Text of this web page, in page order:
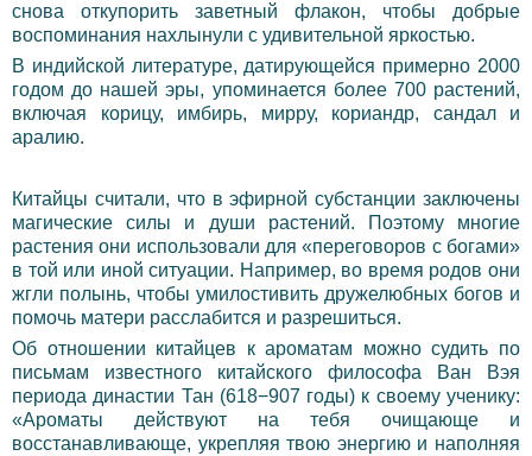
снова откупорить заветный флакон, чтобы добрые
воспоминания нахлынули с удивительной яркостью.
В индийской литературе, датирующейся примерно 2000
годом до нашей эры, упоминается более 700 растений,
включая корицу, имбирь, мирру, кориандр, сандал и
аралию.
Китайцы считали, что в эфирной субстанции заключены
магические силы и души растений. Поэтому многие
растения они использовали для «переговоров с богами»
в той или иной ситуации. Например, во время родов они
жгли полынь, чтобы умилостивить дружелюбных богов и
помочь матери расслабится и разрешиться.
Об отношении китайцев к ароматам можно судить по
письмам известного китайского философа Ван Вэя
периода династии Тан (618−907 годы) к своему ученику:
«Ароматы действуют на тебя очищающе и
восстанавливающе, укрепляя твою энергию и наполняя